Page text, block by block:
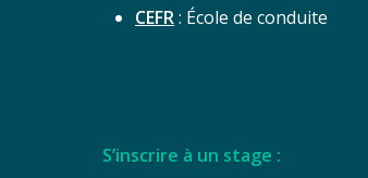
CEFR: École de conduite
S’inscrire à un stage :